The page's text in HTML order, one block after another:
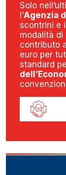
Solo
l’Agenzia
scontrini e
modalità di
contributo
euro per
standard